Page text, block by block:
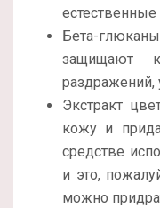
Бета-
защищают
раздражений,
Экстракт
кожу и
средстве
и это,
можно